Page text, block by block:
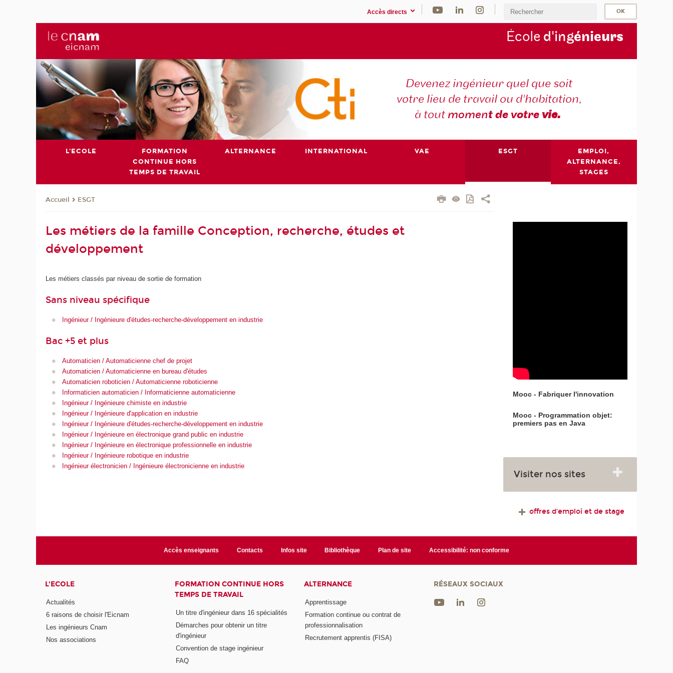
Accès directs
École d'ingénieurs
Devenez ingénieur quel que soit
votre lieu de travail ou d'habitation,
à toutmoment de votrevie.
L'ECOLE
FORMATION
CONTINUE HORS
TEMPS DE TRAVAIL
ALTERNANCE INTERNATIONAL VAE ESGT
EMPLOI,
ALTERNANCE,
STAGES
Accueil ESGT
Les métiers de la famille Conception, recherche, études et
développement
Les métiers classés par niveau de sortie de formation
Sans niveau spécifique
Ingénieur / Ingénieure d'études-recherche-développement en industrie
Bac +5 et plus
Automaticien / Automaticienne chef de projet
Automaticien / Automaticienne en bureau d'études
Automaticien roboticien / Automaticienne roboticienne
Informaticien automaticien / Informaticienne automaticienne
Ingénieur / Ingénieure chimiste en industrie
Ingénieur / Ingénieure d'application en industrie
Ingénieur / Ingénieure d'études-recherche-développement en industrie
Ingénieur / Ingénieure en électronique grand public en industrie
Ingénieur / Ingénieure en électronique professionnelle en industrie
Ingénieur / Ingénieure robotique en industrie
Ingénieur électronicien / Ingénieure électronicienne en industrie
Mooc - Fabriquer l'innovation
Mooc - Programmation objet:
premiers pas en Java
Visiter nos sites
offres d'emploi et de stage
Accès enseignants Contacts Infos site Bibliothèque Plan de site Accessibilité: non conforme
L'ECOLE
Actualités
6 raisons de choisir l'Eicnam
Les ingénieurs Cnam
Nos associations
FORMATION CONTINUE HORS
TEMPS DE TRAVAIL
Un titre d'ingénieur dans 16 spécialités
Démarches pour obtenir un titre
d'ingénieur
Convention de stage ingénieur
FAQ
ALTERNANCE
Apprentissage
Formation continue ou contrat de
professionnalisation
Recrutement apprentis (FISA)
RÉSEAUX SOCIAUX